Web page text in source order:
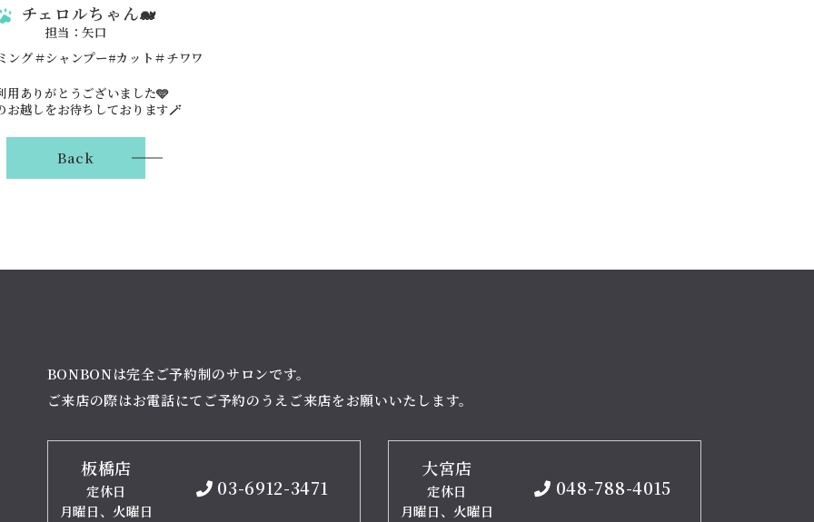
チェロルちゃん🐋
担当：矢口
用ありがとうございました🩵
お越しをお待ちしております🪄
Back
BONBONは完全ご予約制のサロンです。
ご来店の際はお電話にてご予約のうえご来店をお願いいたします。
板橋店
定休日
月曜日、火曜日
03-6912-3471
大宮店
定休日
月曜日、火曜日
048-788-4015